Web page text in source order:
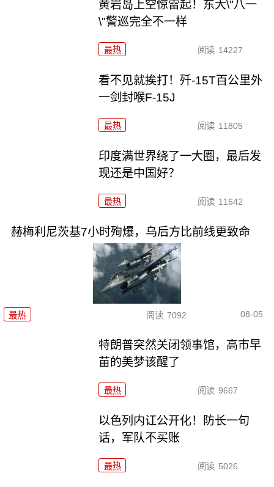
黄岩岛上空惊雷起！东大\"八一
\"警巡完全不一样
最热 阅读 14227
看不见就挨打！歼-15T百公里外
一剑封喉F-15J
最热 阅读 11805
印度满世界绕了一大圈，最后发
现还是中国好？
最热 阅读 11642
赫梅利尼茨基7小时殉爆，乌后方比前线更致命
最热 阅读 7092 08-05
特朗普突然关闭领事馆，高市早
苗的美梦该醒了
最热 阅读 9667
以色列内讧公开化！防长一句
话，军队不买账
最热 阅读 5026